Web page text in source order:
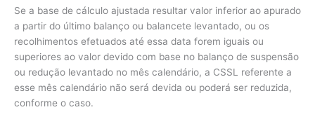
Se a base de cálculo ajustada resultar valor inferior ao apurado
a partir do último balanço ou balancete levantado, ou os
recolhimentos efetuados até essa data forem iguais ou
superiores ao valor devido com base no balanço de suspensão
ou redução levantado no mês calendário, a CSSL referente a
esse mês calendário não será devida ou poderá ser reduzida,
conforme o caso.